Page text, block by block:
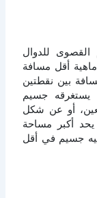
القصوى للدوال
ماهية أقل مسافة
بين نقطتين
جسيم
أو عن شكل
أكبر مساحة
جسيم في أقل